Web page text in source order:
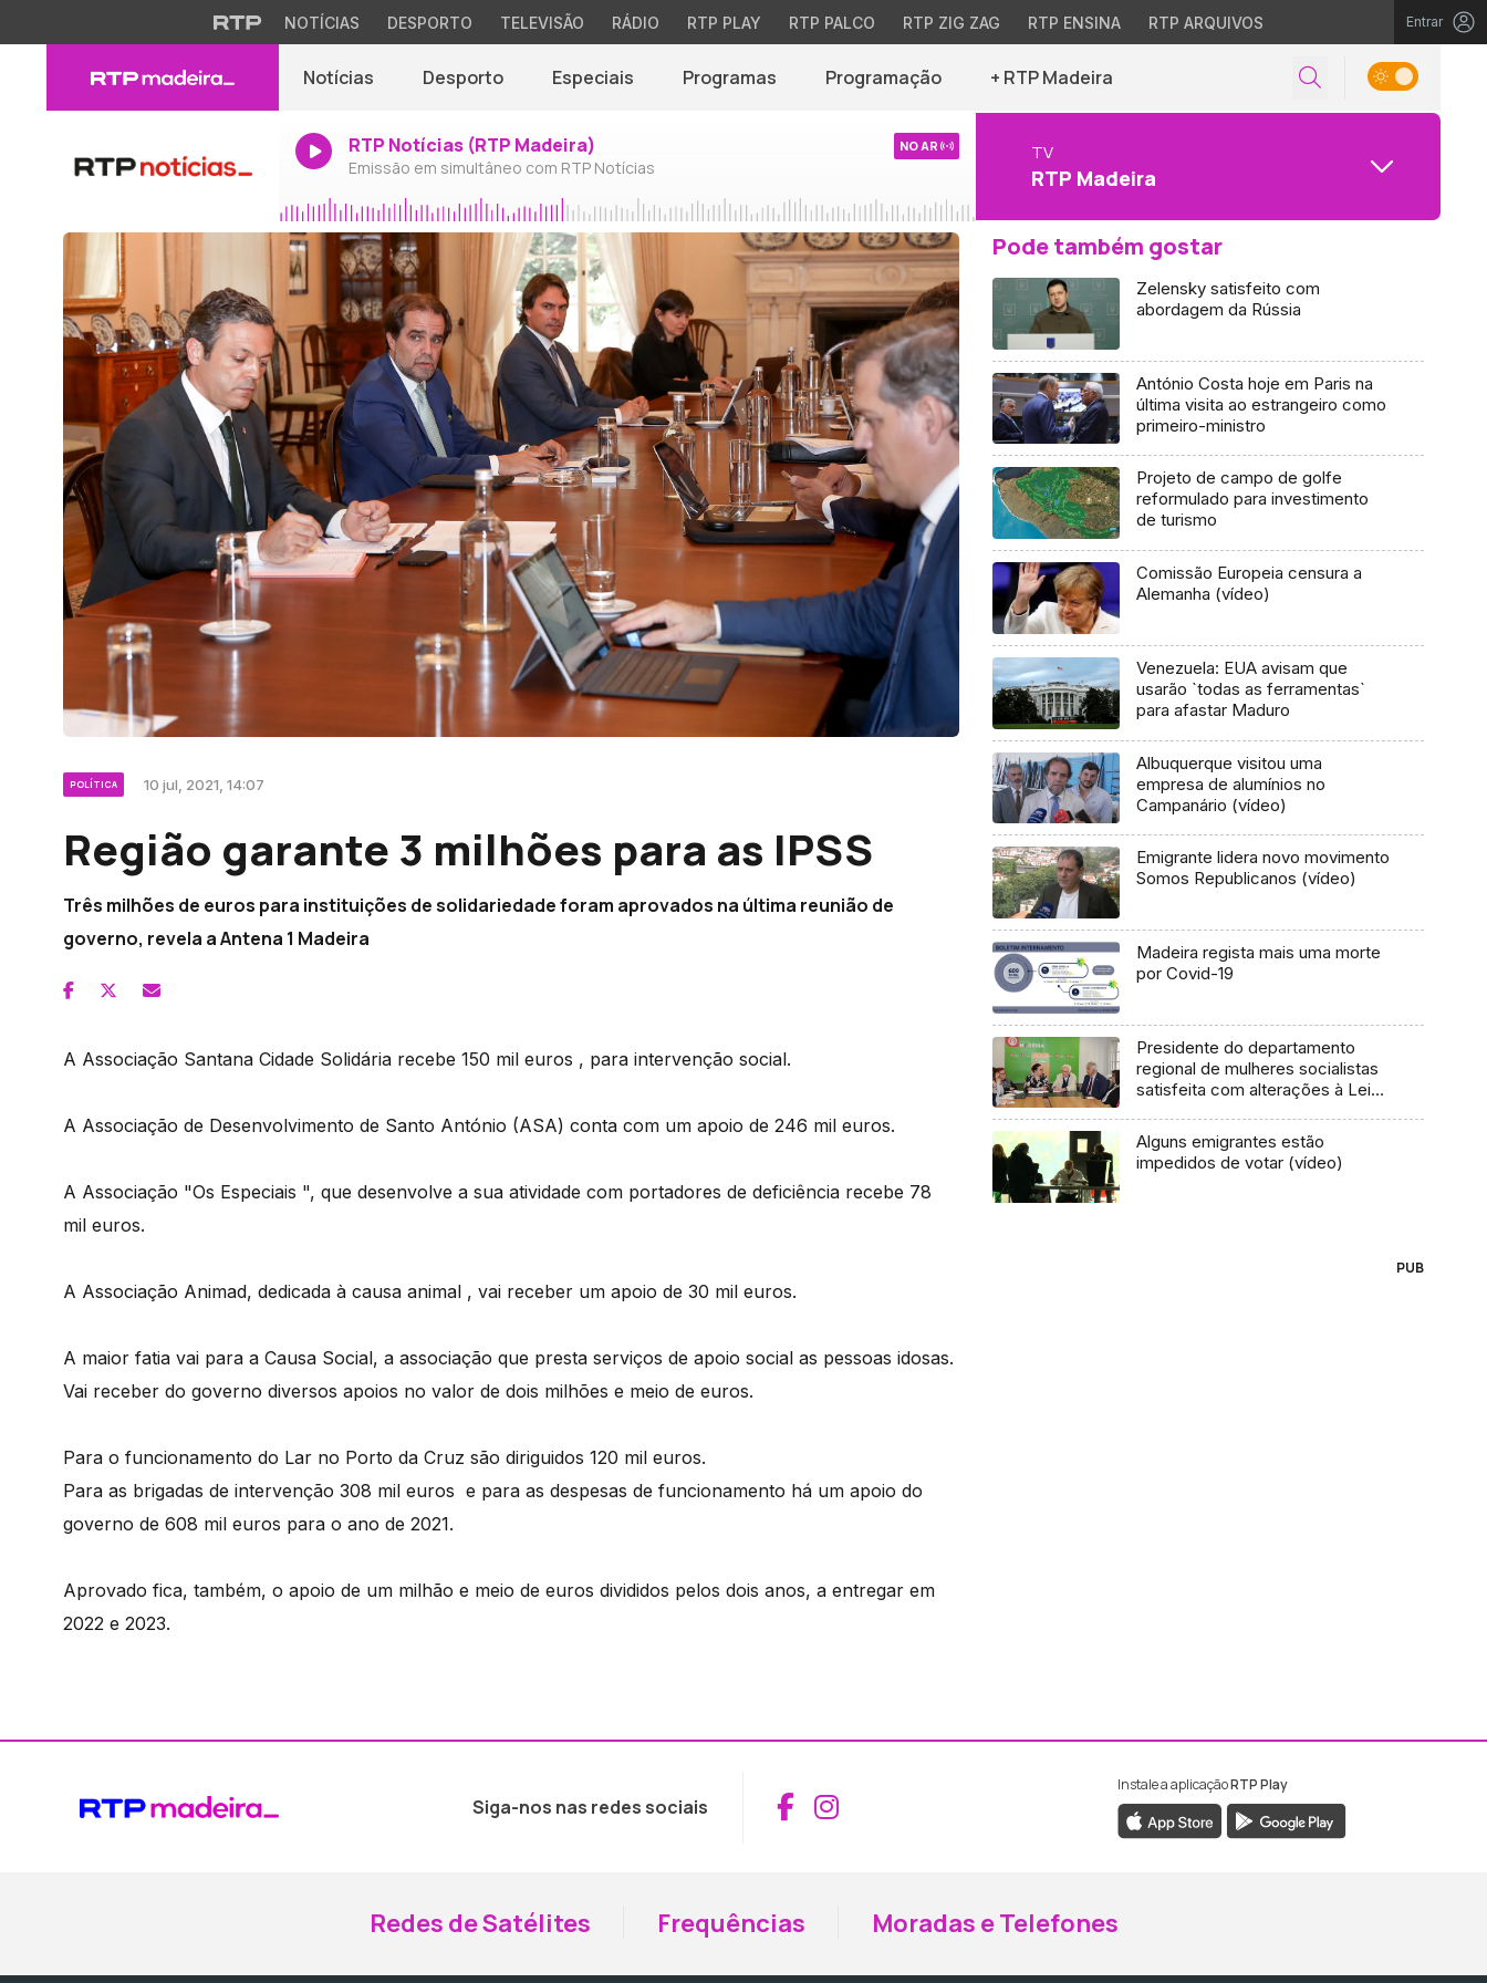
NOTÍCIAS DESPORTO TELEVISÃO RÁDIO RTP PLAY RTP PALCO RTP ZIG ZAG RTP ENSINA RTP ARQUIVOS Entrar
Notícias Desporto Especiais Programas Programação + RTP Madeira
RTP Notícias (RTP Madeira)
Emissão em simultâneo com RTP Notícias
NO AR TV
RTP Madeira
POLÍTICA 10 jul, 2021, 14:07
Região garante 3 milhões para as IPSS
Três milhões de euros para instituições de solidariedade foram aprovados na última reunião de
governo, revela a Antena 1 Madeira
A Associação Santana Cidade Solidária recebe 150 mil euros , para intervenção social.
A Associação de Desenvolvimento de Santo António (ASA) conta com um apoio de 246 mil euros.
A Associação "Os Especiais ", que desenvolve a sua atividade com portadores de deficiência recebe 78
mil euros.
A Associação Animad, dedicada à causa animal , vai receber um apoio de 30 mil euros.
A maior fatia vai para a Causa Social, a associação que presta serviços de apoio social as pessoas idosas.
Vai receber do governo diversos apoios no valor de dois milhões e meio de euros.
Para o funcionamento do Lar no Porto da Cruz são diriguidos 120 mil euros.
Para as brigadas de intervenção 308 mil euros e para as despesas de funcionamento há um apoio do
governo de 608 mil euros para o ano de 2021.
Aprovado fica, também, o apoio de um milhão e meio de euros divididos pelos dois anos, a entregar em
2022 e 2023.
Pode também gostar
Zelensky satisfeito com
abordagem da Rússia
António Costa hoje em Paris na
última visita ao estrangeiro como
primeiro-ministro
Projeto de campo de golfe
reformulado para investimento
de turismo
Comissão Europeia censura a
Alemanha (vídeo)
Venezuela: EUA avisam que
usarão `todas as ferramentas`
para afastar Maduro
Albuquerque visitou uma
empresa de alumínios no
Campanário (vídeo)
Emigrante lidera novo movimento
Somos Republicanos (vídeo)
Madeira regista mais uma morte
por Covid-19
Presidente do departamento
regional de mulheres socialistas
satisfeita com alterações à Lei
Alguns emigrantes estão
impedidos de votar (vídeo)
PUB
Siga-nos nas redes sociais Aceder ao Facebook da RTP Madeira
Aceder ao Instagram da RTP Madeira
Instale a aplicaçãoRTP Play
Redes de Satélites Frequências Moradas e Telefones